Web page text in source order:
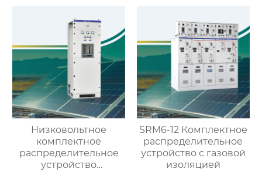
элементами
Низковольтное
комплектное
распределительное
устройство
SRM6-12 Комплектное
распределительное
устройство с газовой
изоляцией